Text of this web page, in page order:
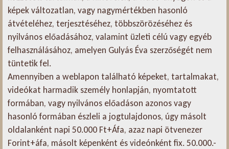
képek változatlan, vagy nagymértékben hasonló
átvételéhez, terjesztéséhez, többszörözéséhez és
nyilvános előadásához, valamint üzleti célú vagy egyéb
felhasználásához, amelyen Gulyás Éva szerzőségét nem
tüntetik fel.
Amennyiben a weblapon található képeket, tartalmakat,
videókat harmadik személy honlapján, nyomtatott
formában, vagy nyilvános előadáson azonos vagy
hasonló formában észleli a jogtulajdonos, úgy másolt
oldalanként napi 50.000 Ft+Áfa, azaz napi ötvenezer
Forint+áfa, másolt képenként és videónként fix. 50.000.-